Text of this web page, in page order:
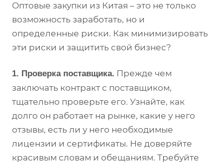
Оптовые закупки из Китая – это не только
возможность заработать, но и
определенные риски. Как минимизировать
эти риски и защитить свой бизнес?
1. Проверка поставщика. Прежде чем
заключать контракт с поставщиком,
тщательно проверьте его. Узнайте, как
долго он работает на рынке, какие у него
отзывы, есть ли у него необходимые
лицензии и сертификаты. Не доверяйте
красивым словам и обещаниям. Требуйте